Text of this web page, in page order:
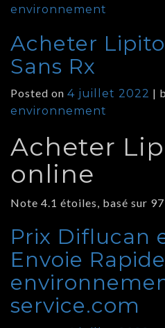
environnement
Acheter
Sans Rx
Posted on 4 juillet 2022 |
environnement
Acheter
online
Note 4.1 étoiles, basé sur 97
Prix Diflucan
Envoie
service.com